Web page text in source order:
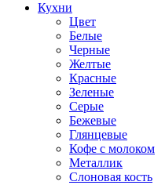
Кухни
Цвет
Белые
Черные
Желтые
Красные
Зеленые
Серые
Бежевые
Глянцевые
Кофе с молоком
Металлик
Слоновая кость